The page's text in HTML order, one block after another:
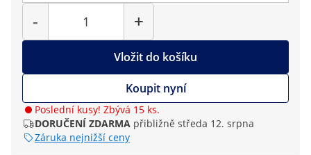
-
Počet
+
Vložit do košíku
Koupit nyní
Poslední kusy! Zbývá 15 ks.
DORUČENÍ ZDARMA přibližně středa 12. srpna
Záruka nejnižší ceny